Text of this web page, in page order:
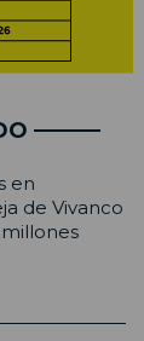
en
de Vivanco